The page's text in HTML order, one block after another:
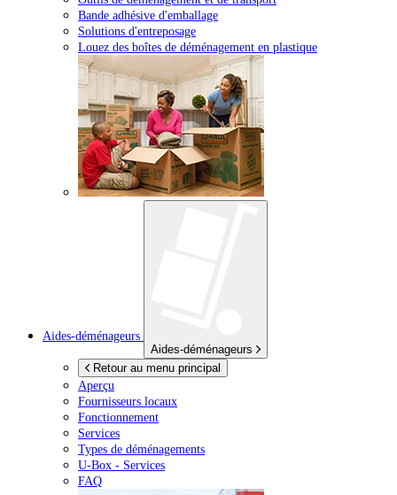
Bande adhésive d'emballage
Solutions d'entreposage
Louez des boîtes de déménagement en plastique
Aides-déménageurs
Aides-déménageurs
Retour au menu principal
Aperçu
Fournisseurs locaux
Fonctionnement
Services
Types de déménagements
U-Box - Services
FAQ